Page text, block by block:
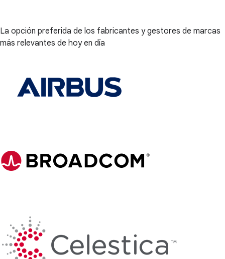
La opción preferida de los fabricantes y gestores de marcas
más relevantes de hoy en día